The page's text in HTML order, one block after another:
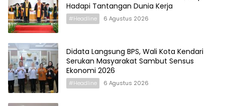
Hadapi Tantangan Dunia Kerja
#Headline 6 Agustus 2026
Didata Langsung BPS, Wali Kota Kendari
Serukan Masyarakat Sambut Sensus
Ekonomi 2026
#Headline 6 Agustus 2026